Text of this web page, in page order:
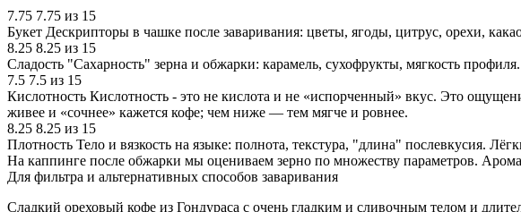
7.75 7.75 из 15
Букет Дескрипторы в чашке после заваривания: цветы, ягоды, цитрус, орехи,
8.25 8.25 из 15
Сладость "Сахарность" зерна и обжарки: карамель, сухофрукты, мягкость
7.5 7.5 из 15
Кислотность Кислотность - это не кислота и не «испорченный» вкус. Это
живее и «сочнее» кажется кофе; чем ниже — тем мягче и ровнее.
8.25 8.25 из 15
Плотность Тело и вязкость на языке: полнота, текстура, "длина" послевкусия.
На каппинге после обжарки мы оцениваем зерно по множеству параметров.
Для фильтра и альтернативных способов заваривания
Сладкий ореховый кофе из Гондураса с очень гладким и сливочным телом и